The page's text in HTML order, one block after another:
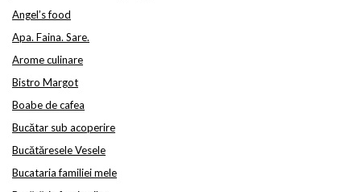
Angel’s food
Apa. Faina. Sare.
Arome culinare
Bistro Margot
Boabe de cafea
Bucătar sub acoperire
Bucătăresele Vesele
Bucataria familiei mele